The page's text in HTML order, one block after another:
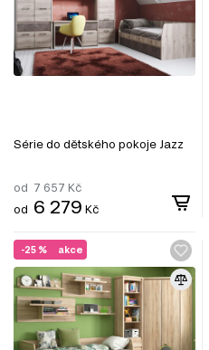
Série do dětského pokoje Jazz
od 7 657 Kč
od 6 279 Kč
akce
-25 %